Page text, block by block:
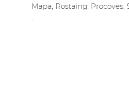
Mapa, Rostaing, Procoves,
.